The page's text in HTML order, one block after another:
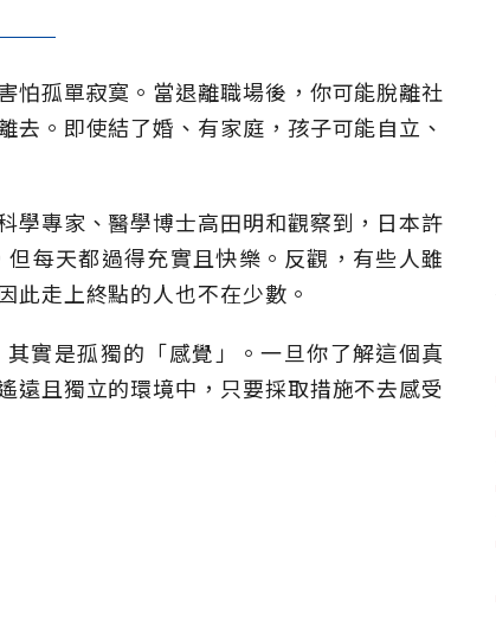
怕孤單寂寞。當退離職場後，你可能脫離社
。即使結了婚、有家庭，孩子可能自立、
學專家、醫學博士高田明和觀察到，日本許
每天都過得充實且快樂。反觀，有些人雖
此走上終點的人也不在少數。
實是孤獨的「感覺」。一旦你了解這個真
遠且獨立的環境中，只要採取措施不去感受